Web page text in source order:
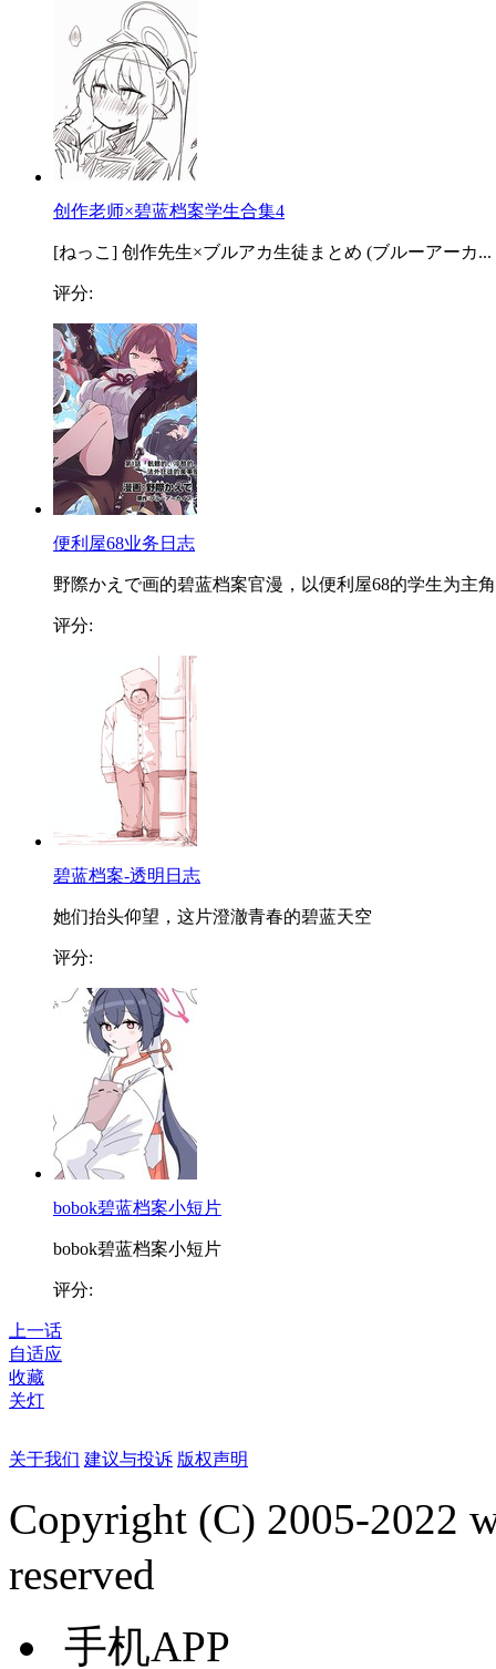
创作老师×碧蓝档案学生合集4
[ねっこ] 创作先生×ブルアカ生徒まとめ (ブルーアーカ...
评分:
便利屋68业务日志
野際かえで画的碧蓝档案官漫，以便利屋68的学生为主
评分:
碧蓝档案-透明日志
她们抬头仰望，这片澄澈青春的碧蓝天空
评分:
bobok碧蓝档案小短片
bobok碧蓝档案小短片
评分:
上一话
自适应
收藏
关灯
关于我们 建议与投诉 版权声明
Copyright (C) 2005-2022
reserved
手机APP